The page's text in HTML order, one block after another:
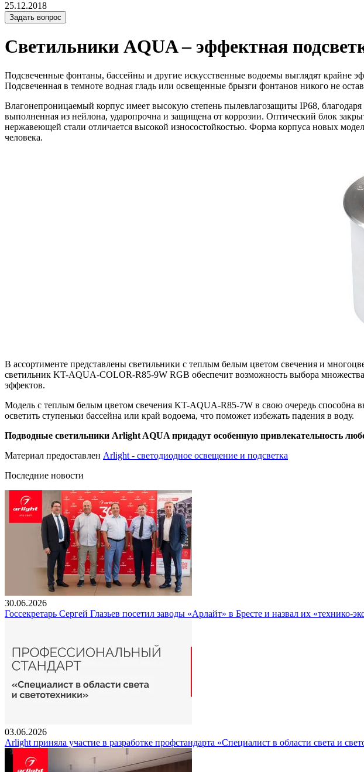
25.12.2018
Задать вопрос
Светильники AQUA – эффектная
Подсвеченные фонтаны, бассейны и другие искусственные водоемы выглядят крайне
Подсвеченная в темноте водная гладь или освещенные брызги фонтанов никого не
Влагонепроницаемый корпус имеет высокую степень пылевлагозащиты IP68,
выполненная из нейлона, ударопрочна и защищена от коррозии. Оптический блок
нержавеющей стали отличается высокой износостойкостью. Форма корпуса новых
человека.
В ассортименте представлены светильники с теплым белым цветом свечения и
светильник KT-AQUA-COLOR-R85-9W RGB обеспечит возможность выбора
эффектов.
Модель с теплым белым цветом свечения KT-AQUA-R85-7W в свою очередь способна
осветить ступеньки бассейна или край водоема, что поможет избежать падения в воду.
Подводные светильники Arlight AQUA придадут особенную привлекательность
Материал предоставлен Arlight - светодиодное освещение и подсветка
Последние новости
30.06.2026
Госсекретарь Сергей Глазьев посетил заводы «Арлайт» в Бресте и назвал их «технико-
03.06.2026
Arlight приняла участие в разработке профстандарта «Специалист в области света и